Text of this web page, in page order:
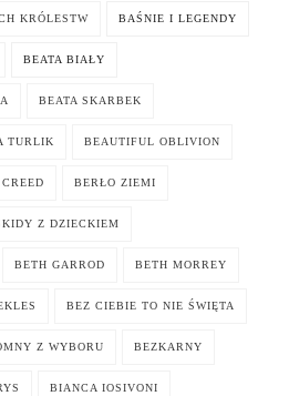
KRÓLESTW BAŚNIE I LEGENDY
BEATA BIAŁY
BEATA SKARBEK
TURLIK BEAUTIFUL OBLIVION
BERŁO ZIEMI
Z DZIECKIEM
BETH GARROD BETH MORREY
BEZ CIEBIE TO NIE ŚWIĘTA
Z WYBORU BEZKARNY
BIANCA IOSIVONI